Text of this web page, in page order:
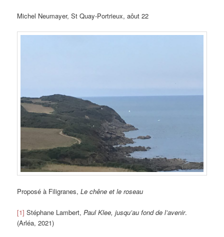
Michel Neumayer, St Quay-Portrieux, aôut 22
Proposé à Filigranes,Le chêne et le roseau
[1] Stéphane Lambert,Paul Klee, jusqu’au fond de l’avenir.
(Arléa, 2021)